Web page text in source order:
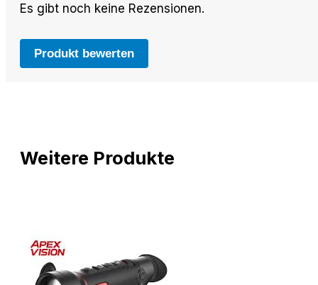
Es gibt noch keine Rezensionen.
Produkt bewerten
Weitere Produkte